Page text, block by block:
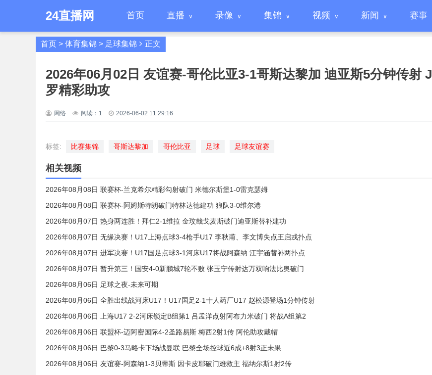
24直播网 首页 直播 录像 集锦 视频 新闻 赛事
首页 > 体育集锦 > 足球集锦 正文
2026年06月02日 友谊赛-哥伦比亚3-1哥斯达黎加 迪亚斯5分钟传射 J
罗精彩助攻
网络 阅读： 1 2026-06-02 11:29:16
标签: 比赛集锦 哥斯达黎加 哥伦比亚 足球 足球友谊赛
相关视频
2026年08月08日 联赛杯-兰克希尔精彩勾射破门 米德尔斯堡1-0雷克瑟姆
2026年08月08日 联赛杯-阿姆斯特朗破门特林达德建功 狼队3-0维尔港
2026年08月07日 热身两连胜！拜仁2-1维拉 金玟哉戈麦斯破门迪亚斯替补建功
2026年08月07日 无缘决赛！U17上海点球3-4枪手U17 李秋甫、李文博失点王启戎扑点
2026年08月07日 进军决赛！U17国足点球3-1河床U17将战阿森纳 江宇涵替补两扑点
2026年08月07日 暂升第三！国安4-0新鹏城7轮不败 张玉宁传射达万双响法比奥破门
2026年08月06日 足球之夜-未来可期
2026年08月06日 全胜出线战河床U17！U17国足2-1十人药厂U17 赵松源登场1分钟传射
2026年08月06日 上海U17 2-2河床锁定B组第1 吕孟洋点射阿布力米破门 将战A组第2
2026年08月06日 联盟杯-迈阿密国际4-2圣路易斯 梅西2射1传 阿伦助攻戴帽
2026年08月06日 巴黎0-3马略卡下场战曼联 巴黎全场控球近6成+8射3正未果
2026年08月06日 友谊赛-阿森纳1-3贝蒂斯 因卡皮耶破门难救主 福纳尔斯1射2传